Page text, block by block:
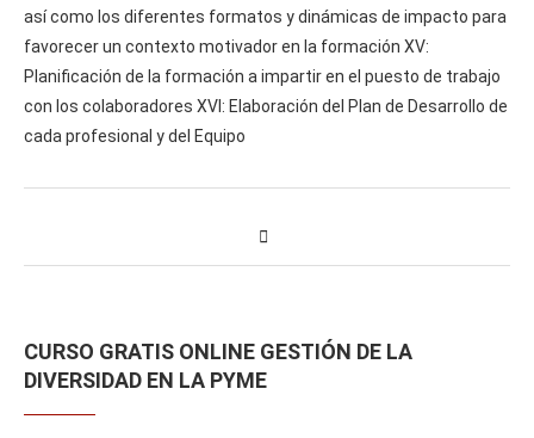
así como los diferentes formatos y dinámicas de impacto para
favorecer un contexto motivador en la formación XV:
Planificación de la formación a impartir en el puesto de trabajo
con los colaboradores XVI: Elaboración del Plan de Desarrollo de
cada profesional y del Equipo
CURSO GRATIS ONLINE GESTIÓN DE LA
DIVERSIDAD EN LA PYME